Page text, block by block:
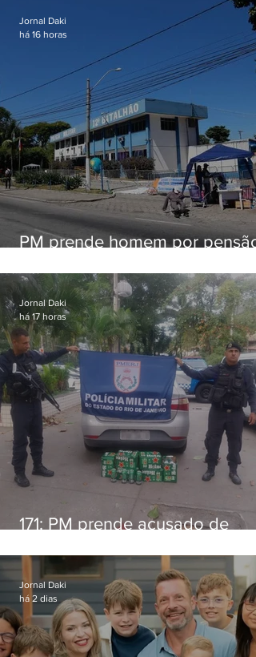
PM prende homem por pensão
Jornal Daki
há 16 horas
171: PM prende acusado de
Niterói
Jornal Daki
há 17 horas
Jornal Daki
há 2 dias